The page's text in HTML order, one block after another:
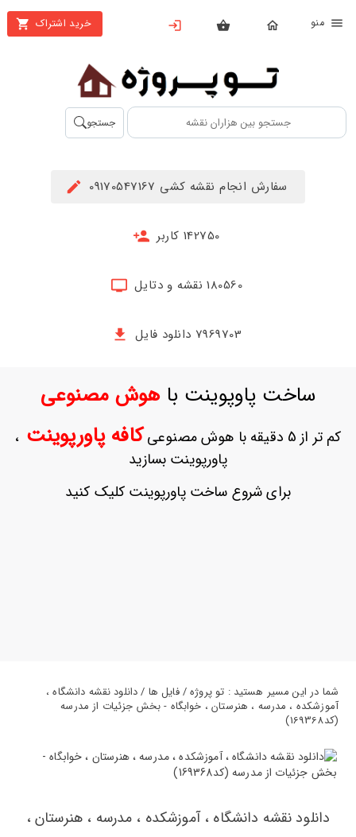
خرید اشتراک
بستن
محصولات
تهیه
اشتراک
حساب
ثبت
بازیابی
جستجو
سفارش انجام نقشه کشی 09170547167
142750 کاربر
180560 نقشه و دتایل
7969703 دانلود فایل
ساخت پاوپوینت باهوش مصنوعی
کم تر از 5 دقیقه با هوش مصنوعی کافه پاورپوینت ،
پاورپوینت بسازید
برای شروع ساخت پاورپوینت کلیک کنید
شما در این مسیر هستید : تو پروژه / فایل ها / دانلود نقشه دانشگاه ،
آموزشکده ، مدرسه ، هنرستان ، خوابگاه - بخش جزئیات از مدرسه
(کد169368)
دانلود نقشه دانشگاه ، آموزشکده ، مدرسه ، هنرستان ،